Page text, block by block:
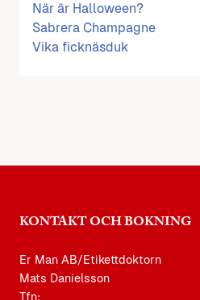
När är Halloween?
Sabrera Champagne
Vika ficknäsduk
KONTAKT OCH BOKNING
Er Man AB/Etikettdoktorn
Mats Danielsson
Tfn: